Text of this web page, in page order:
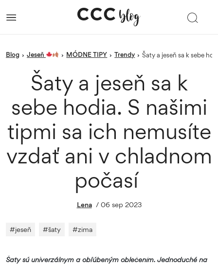
blog › Jeseň › MÓDNE TIPY › trendy › Šaty a jeseň sa k sebe
Šaty a jeseň sa k
sebe hodia. S našimi
tipmi sa ich nemusíte
vzdať ani v chladnom
počasí
Lena / 06 sep 2023
#jeseň #šaty #zima
Šaty sú univerzálnym a obľúbeným oblečením. Jednoduché na